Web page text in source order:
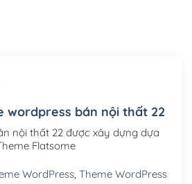
.com .net .org (1 năm)(+300,000₫)
.vn (1 năm)(+550,000₫)
wordpress bán nội thất 22
nội thất 22 được xây dựng dựa
Flatsome
WordPress, Theme WordPress